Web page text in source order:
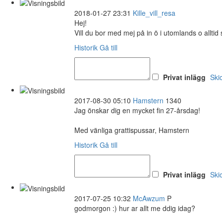
2018-01-27 23:31 Kille_vill_resa
Hej!
Vill du bor med mej på in ö i utomlands o alltid
Historik Gå till
Privat inlägg
2017-08-30 05:10 Hamstern 1340
Jag önskar dig en mycket fin 27-årsdag!
Med vänliga grattispussar, Hamstern
Historik Gå till
Privat inlägg
2017-07-25 10:32 McAwzum P
godmorgon :) hur ar allt me ddig idag?